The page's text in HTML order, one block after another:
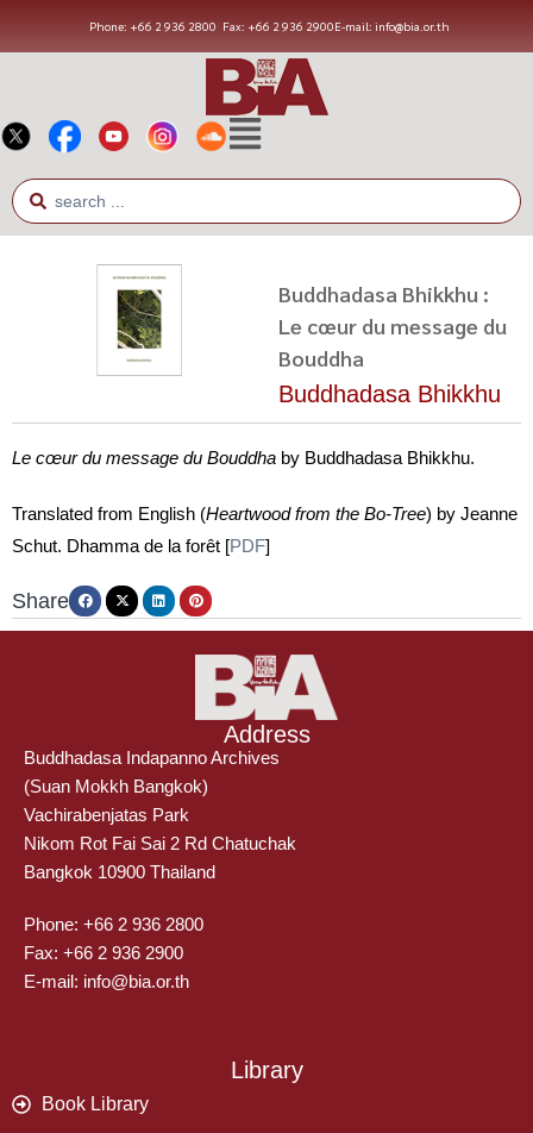
Phone: +66 2 936 2800 Fax: +66 2 936 2900E-mail: info@bia.or.th
Buddhadasa Bhikkhu :
Le cœur du message du
Bouddha
Buddhadasa Bhikkhu
Le cœur du message du Bouddha by Buddhadasa Bhikkhu.
Translated from English (Heartwood from the Bo-Tree) by Jeanne
Schut. Dhamma de la forêt [PDF]
Share
Address
Buddhadasa Indapanno Archives
(Suan Mokkh Bangkok)
Vachirabenjatas Park
Nikom Rot Fai Sai 2 Rd Chatuchak
Bangkok 10900 Thailand
Phone: +66 2 936 2800
Fax: +66 2 936 2900
E-mail: info@bia.or.th
Library
Book Library